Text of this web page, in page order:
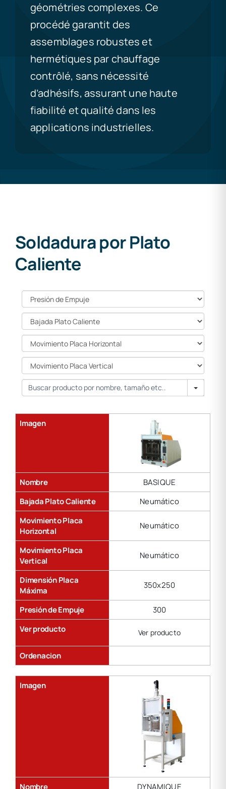
géométries complexes. Ce
procédé garantit des
assemblages robustes et
hermétiques par chauffage
contrôlé, sans nécessité
d’adhésifs, assurant une haute
fiabilité et qualité dans les
applications industrielles.
Soldadura por Plato
Caliente
de
Empuje
Plato
Caliente
Movimiento
Placa
Horizontal
Movimiento
Placa
Vertical
Search
Imagen
Nombre
BASIQUE
Bajada Plato Caliente
Neumático
Movimiento Placa
Horizontal
Neumático
Movimiento Placa
Vertical
Neumático
Dimensión Placa
Máxima
350x250
Presión de Empuje
300
Ver producto
Ver producto
Ordenacion
Imagen
Nombre DYNAMIQUE